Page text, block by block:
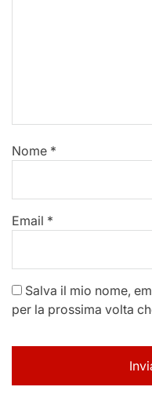
Nome *
Email *
Salva il mio nome,
per la prossima volta